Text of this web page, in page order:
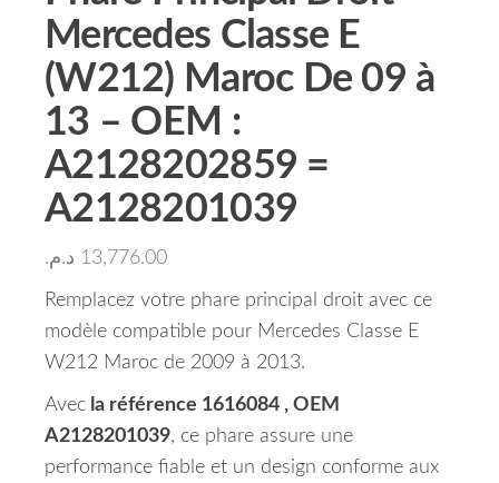
Mercedes Classe E
(W212) Maroc De 09 à
13 – OEM :
A2128202859 =
A2128201039
13,776.00 د.م.
Remplacez votre phare principal droit avec ce
modèle compatible pour Mercedes Classe E
W212 Maroc de 2009 à 2013.
Avec la référence 1616084 , OEM
A2128201039, ce phare assure une
performance fiable et un design conforme aux